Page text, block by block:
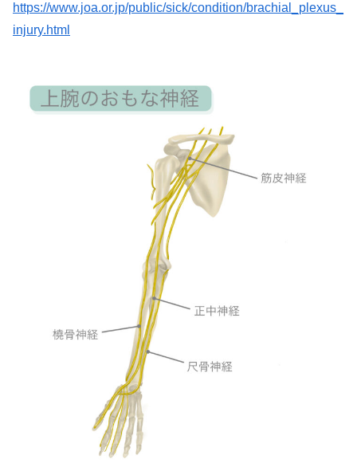
https://www.joa.or.jp/public/sick/condition/brachial_plexus_
injury.html